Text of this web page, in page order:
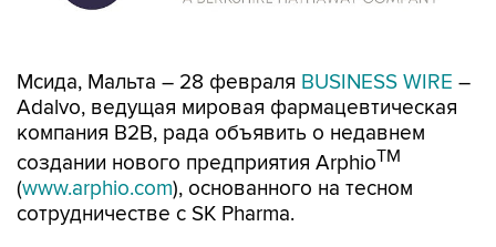
Мсида, Мальта – 28 февраля BUSINESS WIRE –
Adalvo, ведущая мировая фармацевтическая
компания B2B, рада объявить о недавнем
создании нового предприятия ArphioTM
(www.arphio.com), основанного на тесном
сотрудничестве с SK Pharma.